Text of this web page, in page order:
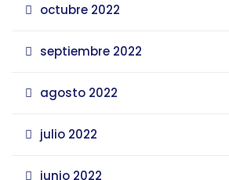
octubre 2022
septiembre 2022
agosto 2022
julio 2022
junio 2022